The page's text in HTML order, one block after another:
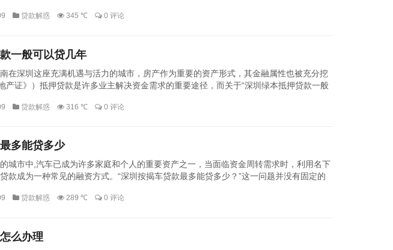
贷款解惑 345 ℃ 0 评论
一般可以贷几年
在深圳这座充满机遇与活力的城市，房产作为重要的资产形式，其金融属性也被充分挖
产证》）抵押贷款是许多业主解决资金需求的重要途径，而关于“深圳绿本抵押贷款一般
贷款解惑 316 ℃ 0 评论
多能贷多少
城市中,汽车已成为许多家庭和个人的重要资产之一，当面临资金周转需求时，利用名下
款成为一种常见的融资方式。“深圳按揭车贷款最多能贷多少？”这一问题并没有固定的
贷款解惑 289 ℃ 0 评论
么办理